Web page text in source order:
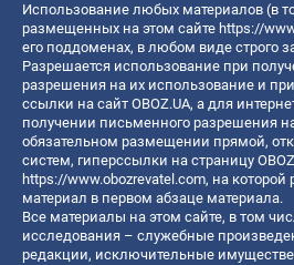
Использование любых материалов (в
размещенных на этом сайте https://
его поддоменах, в любом виде строго
Разрешается использование при
разрешения на их использование и
ссылки на сайт OBOZ.UA, а для
получении письменного разрешения
обязательном размещении прямой,
систем, гиперссылки на страницу
https://www.obozrevatel.com, на
материал в первом абзаце материала.
Все материалы на этом сайте, в том
исследования – служебные
редакции, исключительные